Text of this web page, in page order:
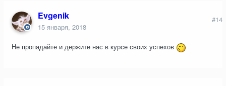
Evgenik
15 января, 2018
#14
Не пропадайте и держите нас в курсе своих успехов